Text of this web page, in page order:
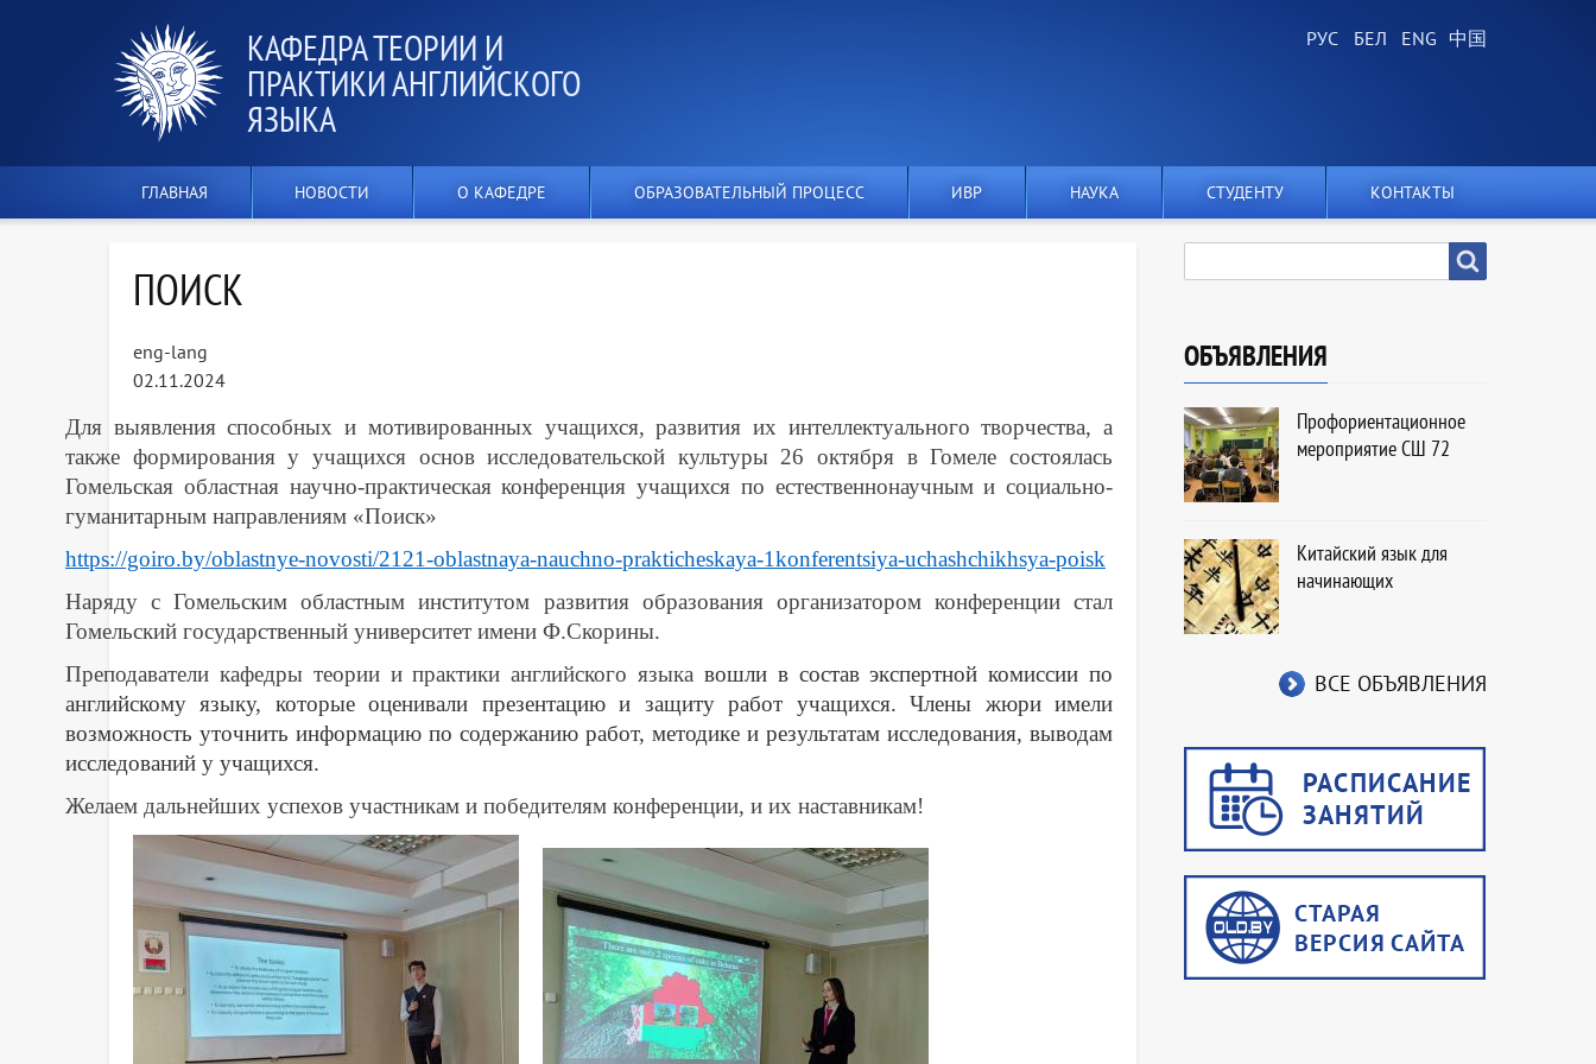
КАФЕДРА ТЕОРИИ И
ПРАКТИКИ АНГЛИЙСКОГО
ЯЗЫКА
ГЛАВНАЯ НОВОСТИ О КАФЕДРЕ ОБРАЗОВАТЕЛЬНЫЙ ПРОЦЕСС ИВР НАУКА СТУДЕНТУ КОНТАКТЫ
ПОИСК
eng-lang
02.11.2024
Для выявления способных и мотивированных учащихся, развития их интеллектуального творчества, а
также формирования у учащихся основ исследовательской культуры 26 октября в Гомеле состоялась
Гомельская областная научно-практическая конференция учащихся по естественнонаучным и социально-
гуманитарным направлениям «Поиск»
https://goiro.by/oblastnye-novosti/2121-oblastnaya-nauchno-prakticheskaya-1konferentsiya-uchashchikhsya-poisk
Наряду с Гомельским областным институтом развития образования организатором конференции стал
Гомельский государственный университет имени Ф.Скорины.
Преподаватели кафедры теории и практики английского языка вошли в состав экспертной комиссии по
английскому языку, которые оценивали презентацию и защиту работ учащихся. Члены жюри имели
возможность уточнить информацию по содержанию работ, методике и результатам исследования, выводам
исследований у учащихся.
Желаем дальнейших успехов участникам и победителям конференции, и их наставникам!
ОБЪЯВЛЕНИЯ
Профориентационное
мероприятие СШ 72
Китайский язык для
начинающих
ВСЕ ОБЪЯВЛЕНИЯ